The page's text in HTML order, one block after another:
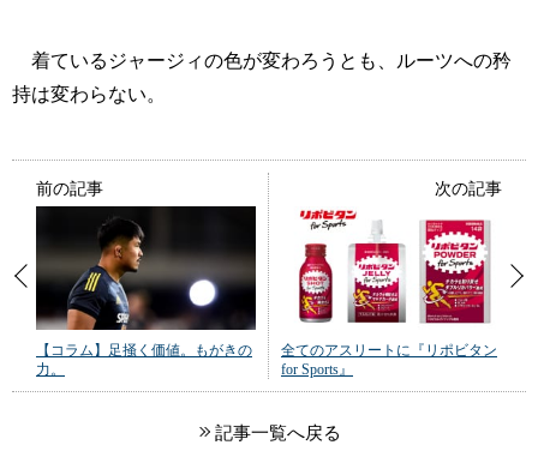
着ているジャージィの色が変わろうとも、ルーツへの矜
持は変わらない。
前の記事
【コラム】足掻く価値。もがきの
力。
次の記事
全てのアスリートに『リポビタン
for Sports』
記事一覧へ戻る